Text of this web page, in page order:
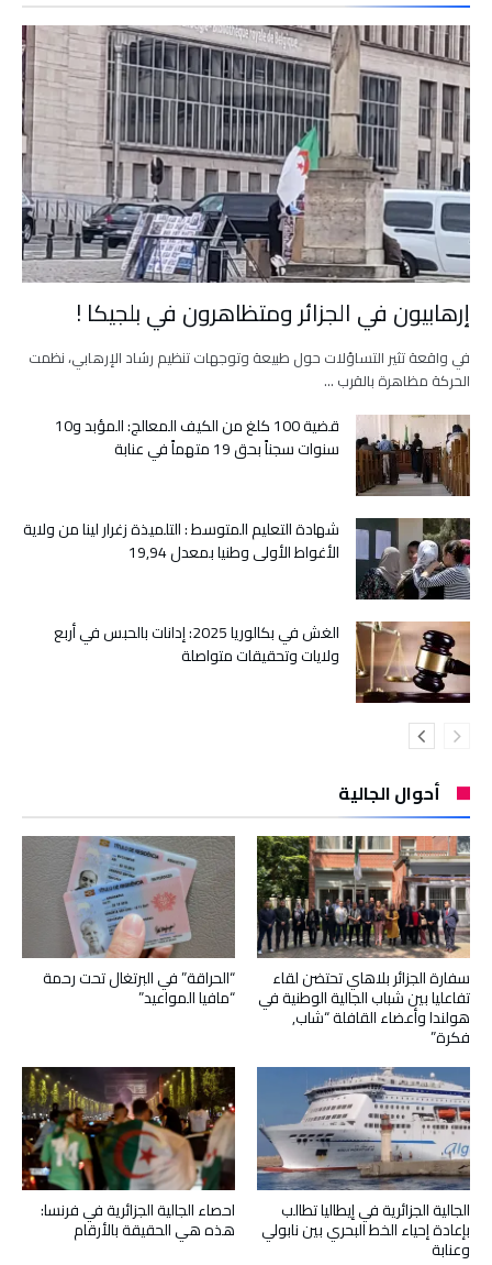
إرهابيون في الجزائر ومتظاهرون في بلجيكا !
في واقعة تثير التساؤلات حول طبيعة وتوجهات تنظيم رشاد الإرهابي، نظمت
الحركة مظاهرة بالقرب …
قضية 100 كلغ من الكيف المعالج: المؤبد و10
سنوات سجناً بحق 19 متهماً في عنابة
شهادة التعليم المتوسط : التلميذة زغرار لينا من ولاية
الأغواط الأولى وطنيا بمعدل 19,94
الغش في بكالوريا 2025: إدانات بالحبس في أربع
ولايات وتحقيقات متواصلة
أحوال الجالية
“الحراقة” في البرتغال تحت رحمة
“مافيا المواعيد”
سفارة الجزائر بلاهاي تحتضن لقاء
تفاعليا بين شباب الجالية الوطنية في
هولندا وأعضاء القافلة “شاب,
فكرة”
احصاء الجالية الجزائرية في فرنسا:
هذه هي الحقيقة بالأرقام
الجالية الجزائرية في إيطاليا تطالب
بإعادة إحياء الخط البحري بين نابولي
وعنابة